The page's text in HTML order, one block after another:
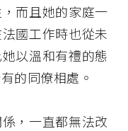
而且她的家庭一
國工作時也從未
以溫和有禮的態
的同僚相處。
，一直都無法改